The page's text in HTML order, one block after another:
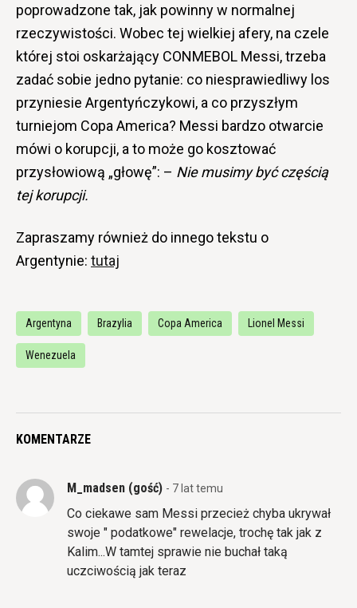
poprowadzone tak, jak powinny w normalnej
rzeczywistości. Wobec tej wielkiej afery, na czele
której stoi oskarżający CONMEBOL Messi, trzeba
zadać sobie jedno pytanie: co niesprawiedliwy los
przyniesie Argentyńczykowi, a co przyszłym
turniejom Copa America? Messi bardzo otwarcie
mówi o korupcji, a to może go kosztować
przysłowiową „głowę”: – Nie musimy być częścią
tej korupcji.
Zapraszamy również do innego tekstu o
Argentynie: tutaj
Argentyna Brazylia Copa America Lionel Messi
Wenezuela
KOMENTARZE
M_madsen (gość) - 7 lat temu
Co ciekawe sam Messi przecież chyba ukrywał
swoje " podatkowe" rewelacje, trochę tak jak z
Kalim...W tamtej sprawie nie buchał taką
uczciwością jak teraz